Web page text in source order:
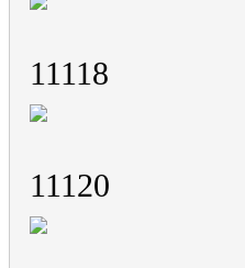
11118
11120